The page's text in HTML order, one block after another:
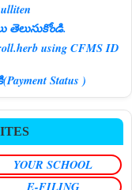
తెలుసుకోండి.
using CFMS ID
Status )
YOUR SCHOOL